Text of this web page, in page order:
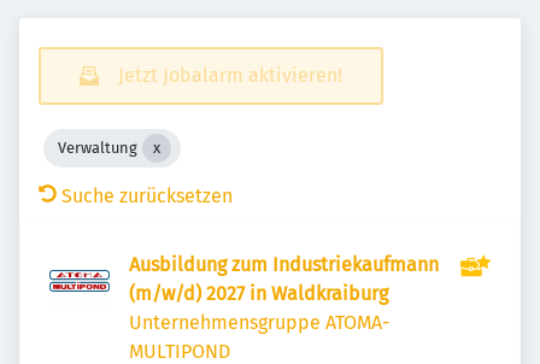
Jetzt Jobalarm aktivieren!
Verwaltung
Suche zurücksetzen
Ausbildung zum Industriekaufmann
(m/w/d) 2027 in Waldkraiburg
Unternehmensgruppe ATOMA-
MULTIPOND